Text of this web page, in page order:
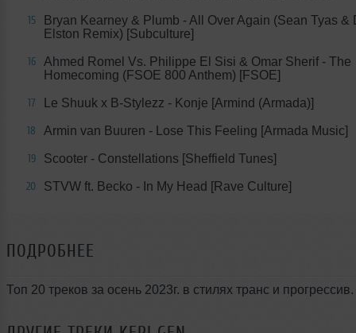
15
Bryan Kearney & Plumb - All Over Again (Sean Tyas &
Elston Remix) [Subculture]
16
Ahmed Romel Vs. Philippe El Sisi & Omar Sherif - The
Homecoming (FSOE 800 Anthem) [FSOE]
17 Le Shuuk x B-Stylezz - Konje [Armind (Armada)]
18 Armin van Buuren - Lose This Feeling [Armada Music]
19 Scooter - Constellations [Sheffield Tunes]
20 STVW ft. Becko - In My Head [Rave Culture]
ПОДРОБНЕЕ
Топ 20 треков за осень 2023г. в стилях транс и прогрессив.